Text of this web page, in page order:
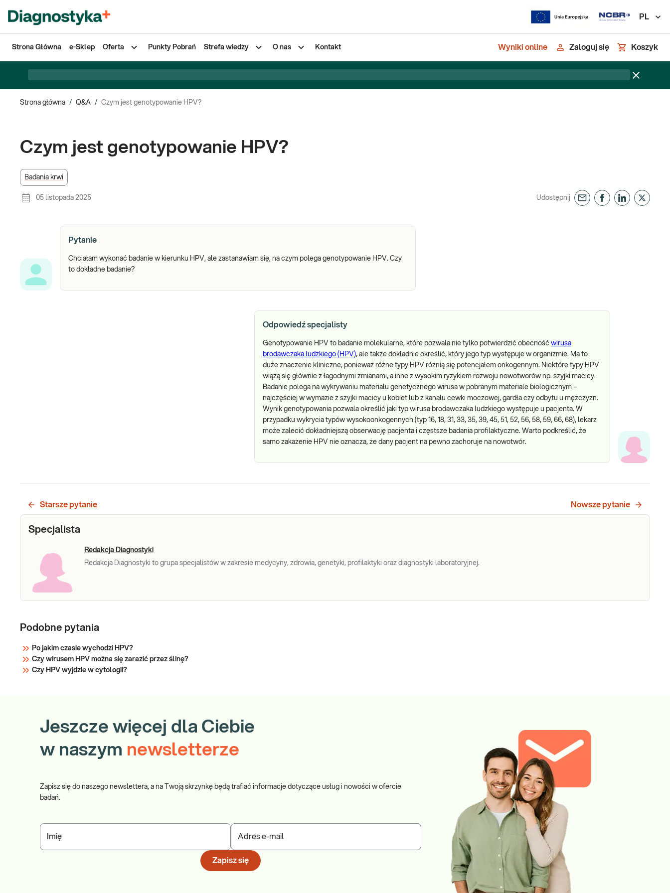
PL
Strona Główna e-Sklep Oferta Punkty Pobrań Strefa wiedzy O nas Kontakt Wyniki online Zaloguj się Koszyk
Strona główna / Q&A / Czym jest genotypowanie HPV?
Czym jest genotypowanie HPV?
Badania krwi
05 listopada 2025 Udostępnij
Pytanie
Chciałam wykonać badanie w kierunku HPV, ale zastanawiam się, na czym polega genotypowanie HPV. Czy
to dokładne badanie?
Odpowiedź specjalisty
Genotypowanie HPV to badanie molekularne, które pozwala nie tylko potwierdzić obecność wirusa
brodawczaka ludzkiego (HPV), ale także dokładnie określić, który jego typ występuje w organizmie. Ma to
duże znaczenie kliniczne, ponieważ różne typy HPV różnią się potencjałem onkogennym. Niektóre typy HPV
wiążą się głównie z łagodnymi zmianami, a inne z wysokim ryzykiem rozwoju nowotworów np. szyjki macicy.
Badanie polega na wykrywaniu materiału genetycznego wirusa w pobranym materiale biologicznym –
najczęściej w wymazie z szyjki macicy u kobiet lub z kanału cewki moczowej, gardła czy odbytu u mężczyzn.
Wynik genotypowania pozwala określić jaki typ wirusa brodawczaka ludzkiego występuje u pacjenta. W
przypadku wykrycia typów wysokoonkogennych (typ 16, 18, 31, 33, 35, 39, 45, 51, 52, 56, 58, 59, 66, 68), lekarz
może zalecić dokładniejszą obserwację pacjenta i częstsze badania profilaktyczne. Warto podkreślić, że
samo zakażenie HPV nie oznacza, że dany pacjent na pewno zachoruje na nowotwór.
Starsze pytanie Nowsze pytanie
Specjalista
Redakcja Diagnostyki
Redakcja Diagnostyki to grupa specjalistów w zakresie medycyny, zdrowia, genetyki, profilaktyki oraz diagnostyki laboratoryjnej.
Podobne pytania
Po jakim czasie wychodzi HPV?
Czy wirusem HPV można się zarazić przez ślinę?
Czy HPV wyjdzie w cytologii?
Jeszcze więcej dla Ciebie
w naszym newsletterze
Zapisz się do naszego newslettera, a na Twoją skrzynkę będą trafiać informacje dotyczące usług i nowości w ofercie
badań.
Imię Adres e-mail
Zapisz się